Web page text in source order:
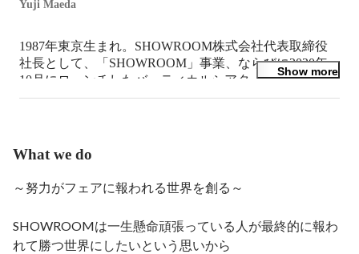
Yuji Maeda
1987年東京生まれ。SHOWROOM株式会社代表取締役
社長として、「SHOWROOM」事業、ならびに2020年
10月にローンチしたバーティカルシアターアプリ
「smash.」事業を率いています。
Show more
What we do
～努力がフェアに報われる世界を創る～
SHOWROOMは一生懸命頑張っている人が最終的に報わ
れて勝つ世界にしたいという思いから